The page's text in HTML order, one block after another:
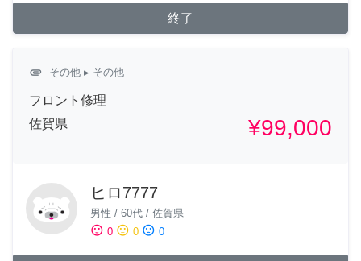
終了
attachment その他 ▸ その他
フロント修理
佐賀県
¥99,000
ヒロ7777
男性 / 60代 / 佐賀県
sentiment_satisfied 0 sentiment_neutral 0 sentiment_dissatisfied 0